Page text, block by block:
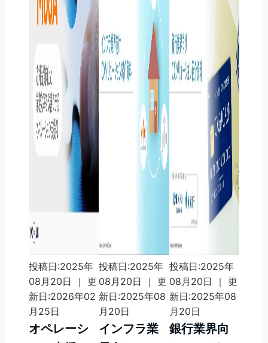
投稿日:2025年
08月20日 ｜ 更
新日:2026年02
月25日
オペレーシ
投稿日:2025年
08月20日 ｜ 更
新日:2025年08
月20日
インフラ業
投稿日:2025年
08月20日 ｜ 更
新日:2025年08
月20日
銀行業界向